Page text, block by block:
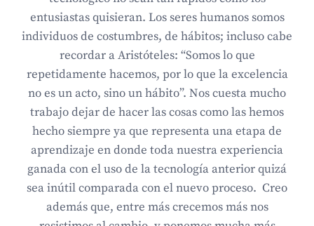
entusiastas quisieran. Los seres humanos somos
individuos de costumbres, de hábitos; incluso cabe
recordar a Aristóteles: “Somos lo que
repetidamente hacemos, por lo que la excelencia
no es un acto, sino un hábito”. Nos cuesta mucho
trabajo dejar de hacer las cosas como las hemos
hecho siempre ya que representa una etapa de
aprendizaje en donde toda nuestra experiencia
ganada con el uso de la tecnología anterior quizá
sea inútil comparada con el nuevo proceso. Creo
además que, entre más crecemos más nos